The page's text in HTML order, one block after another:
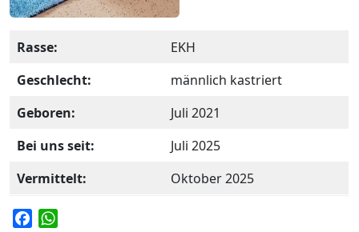
Rasse:
EKH
Geschlecht:
männlich kastriert
Geboren:
Juli 2021
Bei uns seit:
Juli 2025
Vermittelt:
Oktober 2025